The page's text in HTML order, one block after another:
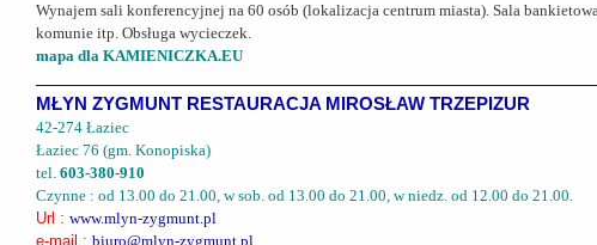
Wynajem sali konferencyjnej na 60 osób (lokalizacja centrum miasta). Sala
komunie itp. Obsługa wycieczek.
mapa dla KAMIENICZKA.EU
MŁYN ZYGMUNT RESTAURACJA MIROSŁAW TRZEPIZUR
42-274 Łaziec
Łaziec 76 (gm. Konopiska)
tel. 603-380-910
Czynne : od 13.00 do 21.00, w sob. od 13.00 do 21.00, w niedz. od 12.00 do 21.00.
Url : www.mlyn-zygmunt.pl
e-mail : biuro@mlyn-zygmunt.pl